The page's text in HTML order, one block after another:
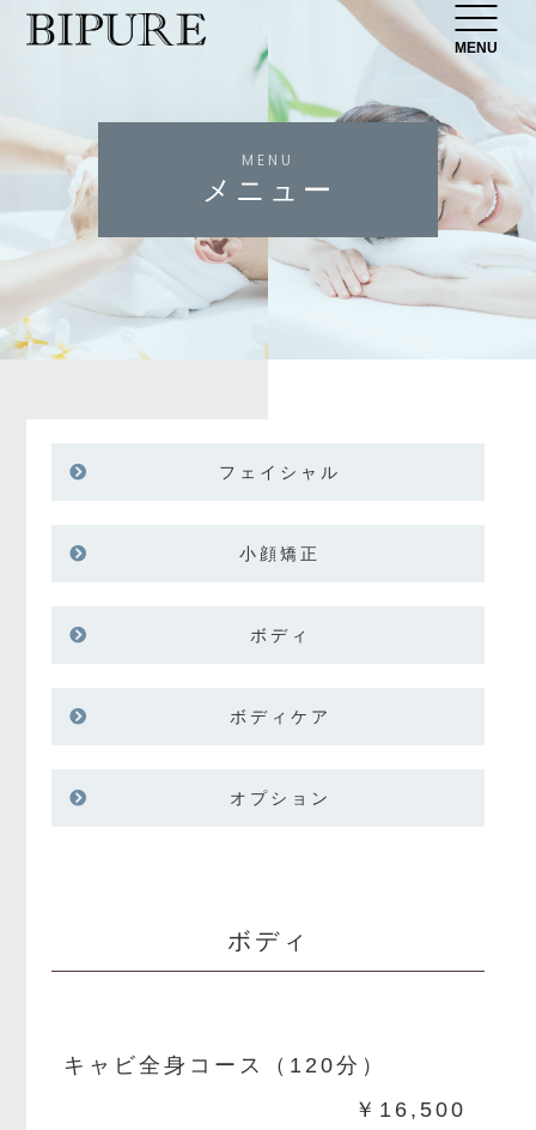
MENU
MENU
メニュー
フェイシャル
小顔矯正
ボディ
ボディケア
オプション
ボディ
キャビ全身コース（120分）
￥16,500